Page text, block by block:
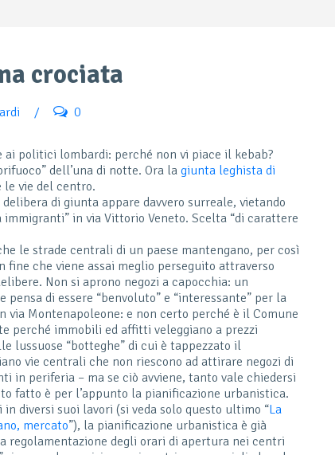
crociata
/ 0
ai politici lombardi: perché non vi piace il kebab?
dell’una di notte. Ora lagiunta leghista di
le vie del centro.
di giunta appare davvero surreale, vietando
in via Vittorio Veneto. Scelta “di carattere
le strade centrali di un paese mantengano, per così
fine che viene assai meglio perseguito attraverso
Non si aprono negozi a capocchia: un
di essere “benvoluto” e “interessante” per la
Montenapoleone: e non certo perché è il Comune
perché immobili ed affitti veleggiano a prezzi
lussuose “botteghe” di cui è tappezzato il
vie centrali che non riescono ad attirare negozi di
in periferia – ma se ciò avviene, tanto vale chiedersi
fatto è per l’appunto la pianificazione urbanistica.
diversi suoi lavori (si veda solo questo ultimo “La
mercato”), la pianificazione urbanistica è già
regolamentazione degli orari di apertura nei centri